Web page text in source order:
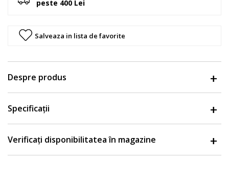
peste 400 Lei
Salveaza in lista de favorite
Despre produs
Specificații
Verificați disponibilitatea în magazine